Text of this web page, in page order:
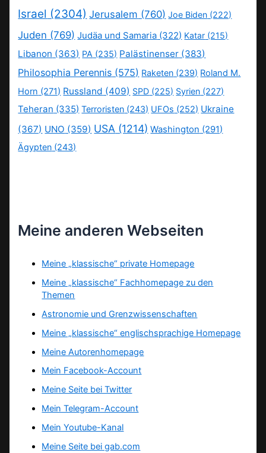
Israel (2304) Jerusalem (760) Joe Biden (222)
Juden (769) Judäa und Samaria (322) Katar (215)
Libanon (363) PA (235) Palästinenser (383)
Philosophia Perennis (575) Raketen (239) Roland M.
Horn (271) Russland (409) SPD (225) Syrien (227)
Teheran (335) Terroristen (243) UFOs (252) Ukraine
(367) UNO (359) USA (1214) Washington (291)
Ägypten (243)
Meine anderen Webseiten
Meine „klassische“ private Homepage
Meine „klassische“ Fachhomepage zu den
Themen
Astronomie und Grenzwissenschaften
Meine „klassische“ englischsprachige Homepage
Meine Autorenhomepage
Mein Facebook-Account
Meine Seite bei Twitter
Mein Telegram-Account
Mein Youtube-Kanal
Meine Seite bei gab.com